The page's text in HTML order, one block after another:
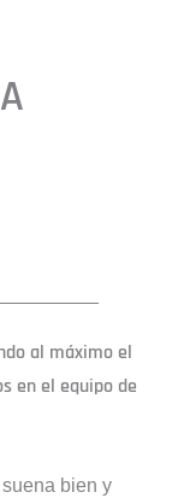
al máximo el
en el equipo de
bien y